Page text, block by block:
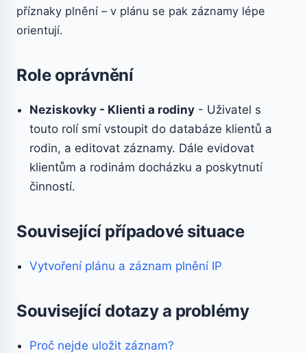
příznaky plnění – v plánu se pak záznamy lépe
orientují.
Role oprávnění
Neziskovky - Klienti a rodiny - Uživatel s
touto rolí smí vstoupit do databáze klientů a
rodin, a editovat záznamy. Dále evidovat
klientům a rodinám docházku a poskytnutí
činností.
Související případové situace
Vytvoření plánu a záznam plnění IP
Související dotazy a problémy
Proč nejde uložit záznam?